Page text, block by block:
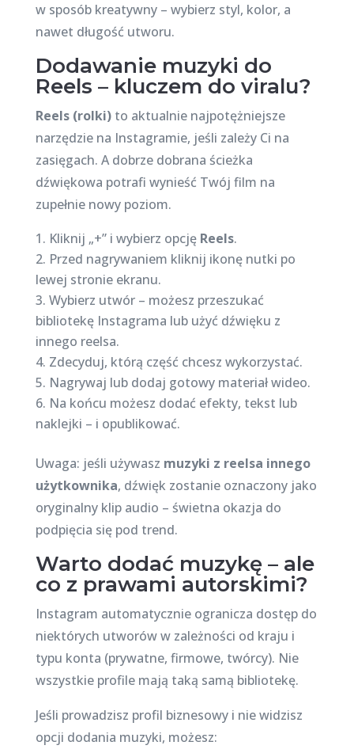
w sposób kreatywny – wybierz styl, kolor, a
nawet długość utworu.
Dodawanie muzyki do
Reels – kluczem do viralu?
Reels (rolki)to aktualnie najpotężniejsze
narzędzie na Instagramie, jeśli zależy Ci na
zasięgach. A dobrze dobrana ścieżka
dźwiękowa potrafi wynieść Twój film na
zupełnie nowy poziom.
Kliknij „+” i wybierz opcję Reels.
Przed nagrywaniem kliknij ikonę nutki po
lewej stronie ekranu.
Wybierz utwór – możesz przeszukać
bibliotekę Instagrama lub użyć dźwięku z
innego reelsa.
Zdecyduj, którą część chcesz wykorzystać.
Nagrywaj lub dodaj gotowy materiał wideo.
Na końcu możesz dodać efekty, tekst lub
naklejki – i opublikować.
Uwaga: jeśli używasz muzyki z reelsa innego
użytkownika, dźwięk zostanie oznaczony jako
oryginalny klip audio – świetna okazja do
podpięcia się pod trend.
Warto dodać muzykę – ale
co z prawami autorskimi?
Instagram automatycznie ogranicza dostęp do
niektórych utworów w zależności od kraju i
typu konta (prywatne, firmowe, twórcy). Nie
wszystkie profile mają taką samą bibliotekę.
Jeśli prowadzisz profil biznesowy i nie widzisz
opcji dodania muzyki, możesz: